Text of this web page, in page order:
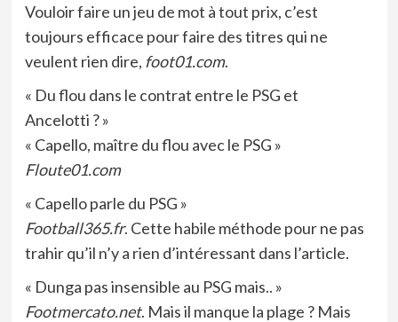
Vouloir faire un jeu de mot à tout prix, c’est
toujours efficace pour faire des titres qui ne
veulent rien dire, foot01.com.
« Du flou dans le contrat entre le PSG et
Ancelotti ? »
« Capello, maître du flou avec le PSG »
Floute01.com
« Capello parle du PSG »
Football365.fr. Cette habile méthode pour ne pas
trahir qu’il n’y a rien d’intéressant dans l’article.
« Dunga pas insensible au PSG mais.. »
Footmercato.net. Mais il manque la plage ? Mais